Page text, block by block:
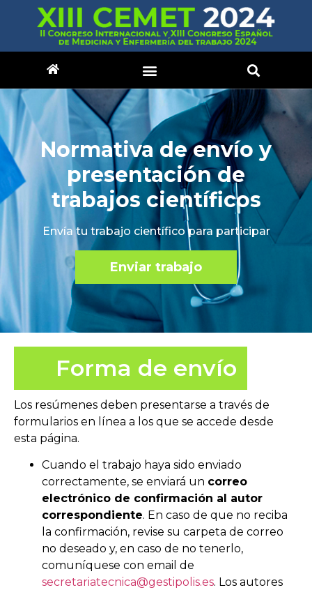
Normativa de envío y
presentación de
trabajos científicos
Envía tu trabajo científico para participar
Enviar trabajo
Forma de envío
Los resúmenes deben presentarse a través de
formularios en línea a los que se accede desde
esta página.
Cuando el trabajo haya sido enviado
correctamente, se enviará un correo
electrónico de confirmación al autor
correspondiente. En caso de que no reciba
la confirmación, revise su carpeta de correo
no deseado y, en caso de no tenerlo,
comuníquese con email de
secretariatecnica@gestipolis.es. Los autores